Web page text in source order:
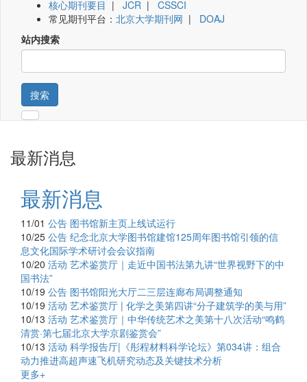
核心期刊要目 | JCR | CSSCI
常见期刊平台： 北京大学期刊网 | DOAJ
站内搜索
搜索
最新消息
最新消息
11/01 公告 图书馆新主页上线试运行
10/25 公告 纪念北京大学图书馆建馆125周年图书馆引领的信
息文化国际学术研讨会会议指南
10/20 活动 艺术鉴赏厅｜走近中国书法第九讲“世界视野下的中
国书法”
10/19 公告 图书馆阳光大厅二三层连廊布局调整通知
10/19 活动 艺术鉴赏厅 | 化学之美第四讲“分子建筑学的美与用”
10/13 活动 艺术鉴赏厅｜中华传统艺术之美第十八次活动“鸣鹤
清赏·第七届北京大学京剧鉴赏会”
10/13 活动 科学报告厅|《彤程材料科学论坛》第034讲：组合
动力推进高超声速飞机研究动态及关键技术分析
更多+